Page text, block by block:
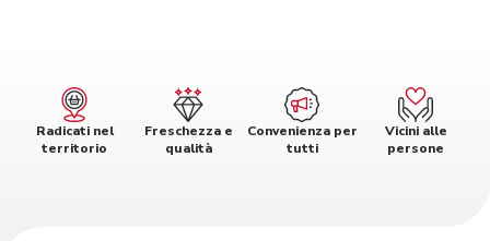
Radicati nel
territorio
Freschezza e
qualità
Convenienza per
tutti
Vicini alle
persone